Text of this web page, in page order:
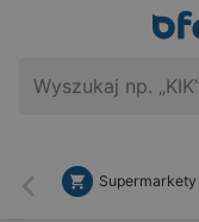
Wstecz
Supermarkety